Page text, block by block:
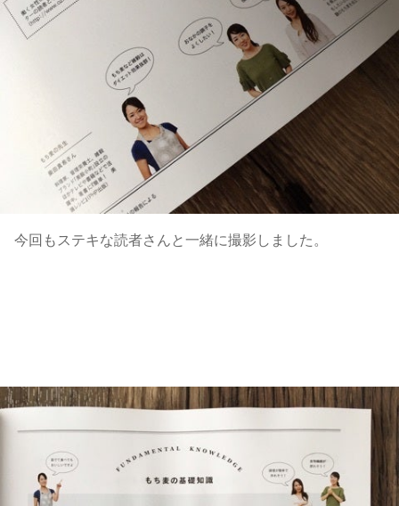
今回もステキな読者さんと一緒に撮影しました。